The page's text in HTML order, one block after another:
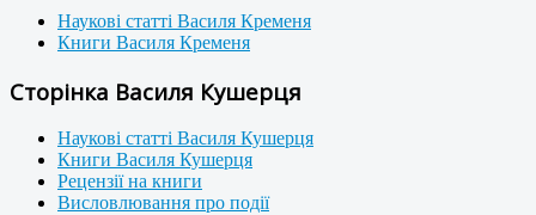
Наукові статті Василя Кременя
Книги Василя Кременя
Сторінка Василя Кушерця
Наукові статті Василя Кушерця
Книги Василя Кушерця
Рецензії на книги
Висловлювання про події